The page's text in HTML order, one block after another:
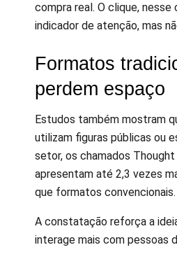
compra real. O clique,
indicador de atenção, mas
Formatos
perdem espaço
Estudos também mostram
utilizam figuras públicas ou
setor, os chamados
apresentam até 2,3 vezes
que formatos convencionais.
A constatação reforça a
interage mais com pessoas